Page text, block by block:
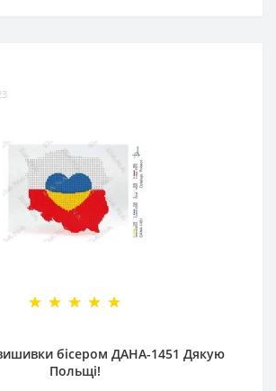
бісером ДАНА-1451 Дякую
Польщі!